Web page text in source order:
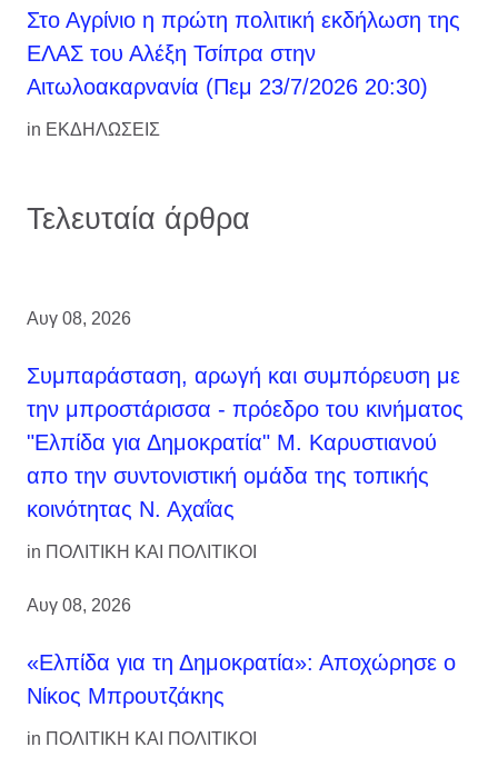
Στο Αγρίνιο η πρώτη πολιτική εκδήλωση της
ΕΛΑΣ του Αλέξη Τσίπρα στην
Αιτωλοακαρνανία (Πεμ 23/7/2026 20:30)
in ΕΚΔΗΛΩΣΕΙΣ
Τελευταία άρθρα
Αυγ 08, 2026
Συμπαράσταση, αρωγή και συμπόρευση με
την μπροστάρισσα - πρόεδρο του κινήματος
"Ελπίδα για Δημοκρατία" Μ. Καρυστιανού
απο την συντονιστική ομάδα της τοπικής
κοινότητας Ν. Αχαΐας
in ΠΟΛΙΤΙΚΗ ΚΑΙ ΠΟΛΙΤΙΚΟΙ
Αυγ 08, 2026
«Ελπίδα για τη Δημοκρατία»: Αποχώρησε ο
Νίκος Μπρουτζάκης
in ΠΟΛΙΤΙΚΗ ΚΑΙ ΠΟΛΙΤΙΚΟΙ